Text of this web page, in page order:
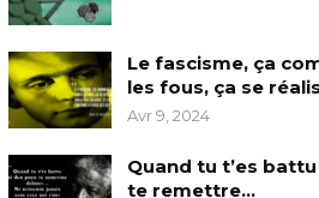
Le fascisme, ça
les fous, ça se
Avr 9, 2024
Quand tu t’es
te remettre…